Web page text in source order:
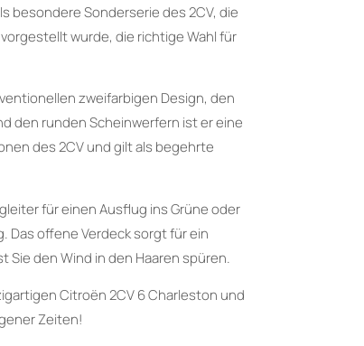
besondere Sonderserie des 2CV, die
wurde, die richtige Wahl für
zweifarbigen Design, den
den runden Scheinwerfern ist er eine
des 2CV und gilt als begehrte
für einen Ausflug ins Grüne oder
offene Verdeck sorgt für ein
Sie den Wind in den Haaren spüren.
Citroën 2CV 6 Charleston und
Zeiten!